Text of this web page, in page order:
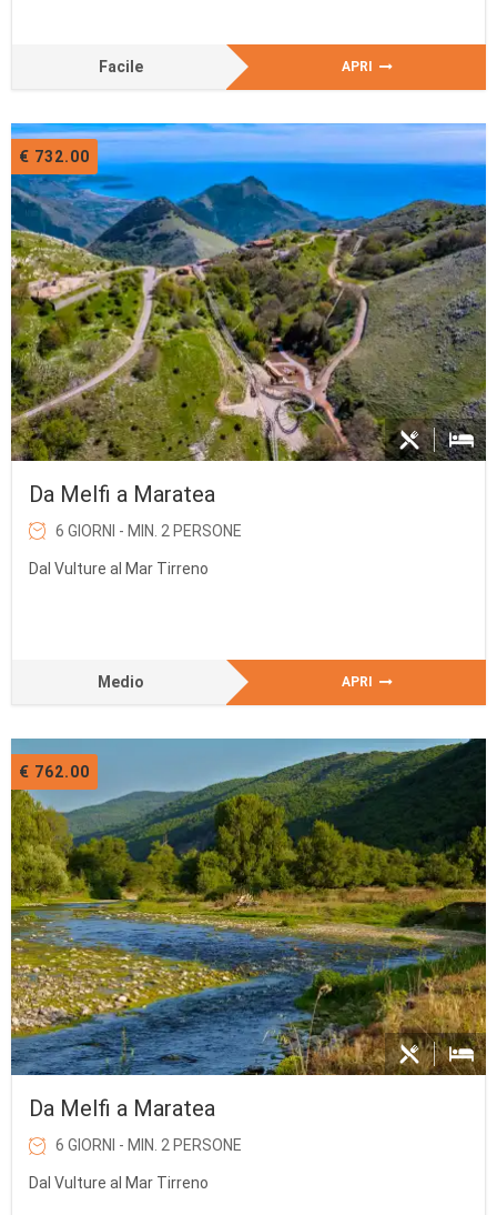
Facile APRI
€ 732.00
Da Melfi a Maratea
6 GIORNI - MIN. 2 PERSONE
Dal Vulture al Mar Tirreno
Medio APRI
€ 762.00
Da Melfi a Maratea
6 GIORNI - MIN. 2 PERSONE
Dal Vulture al Mar Tirreno